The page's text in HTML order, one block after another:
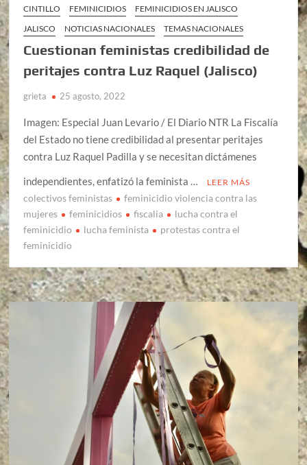
CINTILLO FEMINICIDIOS
FEMINICIDIOS EN JALISCO
JALISCO
NOTICIAS NACIONALES TEMAS NACIONALES
Cuestionan feministas credibilidad de
peritajes contra Luz Raquel (Jalisco)
grieta 25 agosto, 2022
Imagen: Especial Juan Levario / El Diario NTR La Fiscalía
del Estado no tiene credibilidad al presentar peritajes
contra Luz Raquel Padilla y se necesitan dictámenes
independientes, enfatizó la feminista …
LEER MÁS
colectivos feministas
feminicidio violencia contra las
mujeres
feminicidios fiscalia
lucha contra el
feminicidio
lucha feminista
protestas contra el
feminicidio